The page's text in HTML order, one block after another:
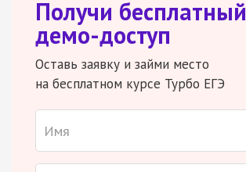
Получи бесплатный
демо-доступ
Оставь заявку и займи место
на бесплатном курсе Турбо ЕГЭ